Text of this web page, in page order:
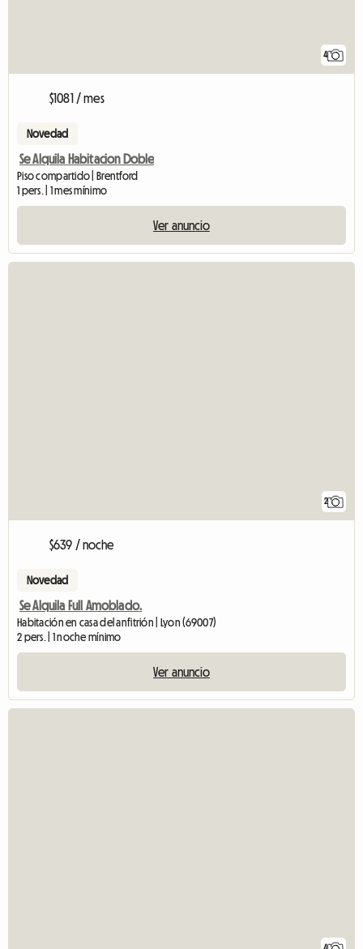
4
$1081 / mes
Novedad
Se Alquila Habitacion Doble
Piso compartido | Brentford
1 pers. | 1 mes mínimo
Ver anuncio
2
$639 / noche
Novedad
Se Alquila Full Amoblado.
Habitación en casa del anfitrión | Lyon (69007)
2 pers. | 1 noche mínimo
Ver anuncio